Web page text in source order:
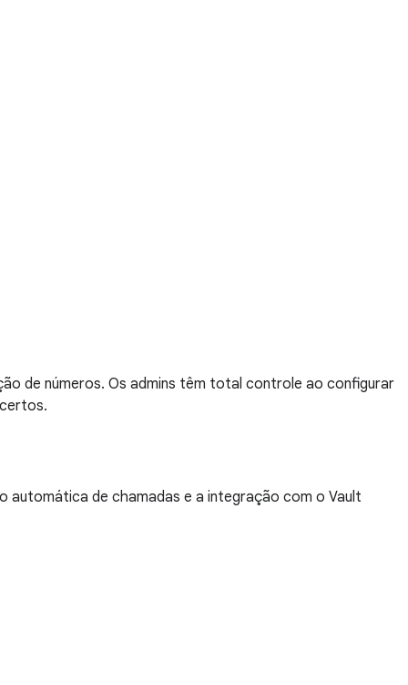
de números. Os admins têm total controle ao configurar
automática de chamadas e a integração com o Vault